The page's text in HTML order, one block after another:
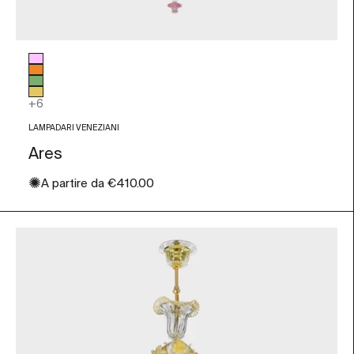
Colore vetro
Rosa
Arancio
Verde
Foglia Oro
+6
LAMPADARI VENEZIANI
Ares
✺Prezzo scontato
A partire da €410.00